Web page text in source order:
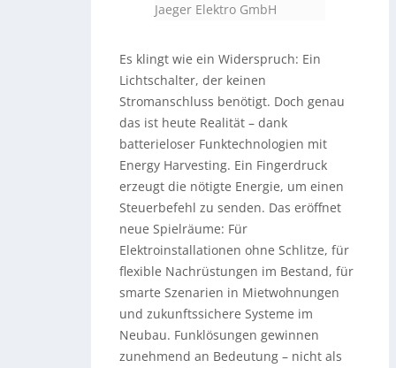
Jaeger Elektro GmbH
Es klingt wie ein Widerspruch: Ein
Lichtschalter, der keinen
Stromanschluss benötigt. Doch genau
das ist heute Realität – dank
batterieloser Funktechnologien mit
Energy Harvesting. Ein Fingerdruck
erzeugt die nötigte Energie, um einen
Steuerbefehl zu senden. Das eröffnet
neue Spielräume: Für
Elektroinstallationen ohne Schlitze, für
flexible Nachrüstungen im Bestand, für
smarte Szenarien in Mietwohnungen
und zukunftssichere Systeme im
Neubau. Funklösungen gewinnen
zunehmend an Bedeutung – nicht als